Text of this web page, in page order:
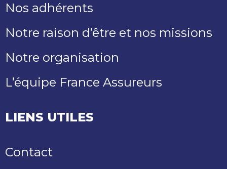
Nos adhérents
Notre raison d’être et nos missions
Notre organisation
L’équipe France Assureurs
LIENS UTILES
Contact